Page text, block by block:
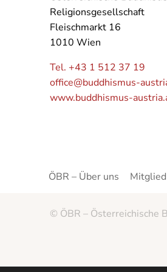
Religionsgesellschaft
Fleischmarkt 16
1010 Wien
Tel. +43 1 512 37 19
office@buddhismus-
www.buddhismus-
ÖBR – Über uns
© ÖBR – Österreichische